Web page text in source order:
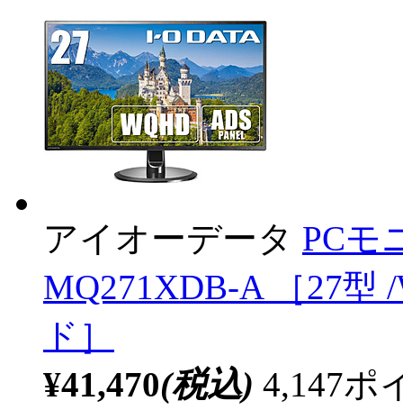
アイオーデータ PCモ
MQ271XDB-A ［27型
ド］
¥41,470(税込) 4,147ポ